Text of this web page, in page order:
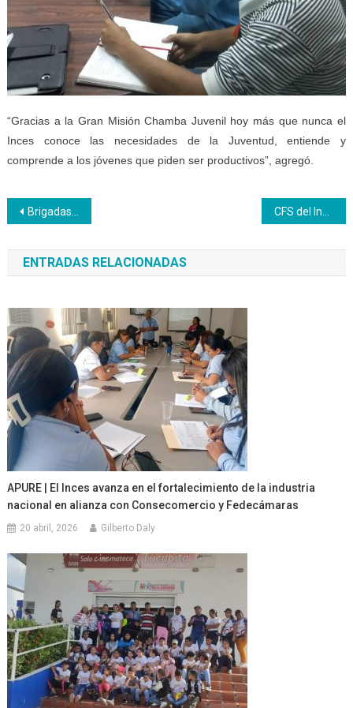
“Gracias a la Gran Misión Chamba Juvenil hoy más que nunca el
Inces conoce las necesidades de la Juventud, entiende y
comprende a los jóvenes que piden ser productivos”, agregó.
Navegación
de
entradas
Brigadas de acción y respuesta inmediata atienden punto y círculo del Inces Vargas
ENTRADAS RELACIONADAS
APURE | El Inces avanza en el fortalecimiento de la industria
nacional en alianza con Consecomercio y Fedecámaras
20 abril, 2026 Gilberto Daly